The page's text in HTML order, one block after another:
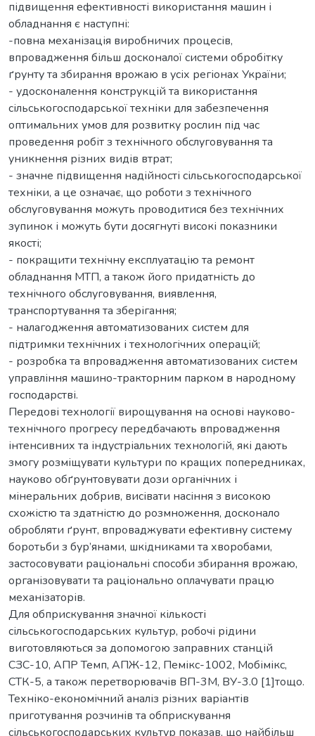
підвищення ефективності використання машин і
обладнання є наступні:
-повна механізація виробничих процесів,
впровадження більш досконалої системи обробітку
ґрунту та збирання врожаю в усіх регіонах України;
- удосконалення конструкцій та використання
сільськогосподарської техніки для забезпечення
оптимальних умов для розвитку рослин під час
проведення робіт з технічного обслуговування та
уникнення різних видів втрат;
- значне підвищення надійності сільськогосподарської
техніки, а це означає, що роботи з технічного
обслуговування можуть проводитися без технічних
зупинок і можуть бути досягнуті високі показники
якості;
- покращити технічну експлуатацію та ремонт
обладнання МТП, а також його придатність до
технічного обслуговування, виявлення,
транспортування та зберігання;
- налагодження автоматизованих систем для
підтримки технічних і технологічних операцій;
- розробка та впровадження автоматизованих систем
управління машино-тракторним парком в народному
господарстві.
Передові технології вирощування на основі науково-
технічного прогресу передбачають впровадження
інтенсивних та індустріальних технологій, які дають
змогу розміщувати культури по кращих попередниках,
науково обґрунтовувати дози органічних і
мінеральних добрив, висівати насіння з високою
схожістю та здатністю до розмноження, досконало
обробляти ґрунт, впроваджувати ефективну систему
боротьби з бур’янами, шкідниками та хворобами,
застосовувати раціональні способи збирання врожаю,
організовувати та раціонально оплачувати працю
механізаторів.
Для обприскування значної кількості
сільськогосподарських культур, робочі рідини
виготовляються за допомогою заправних станцій
СЗС-10, АПР Темп, АПЖ-12, Пемікс-1002, Мобімікс,
СТК-5, а також перетворювачів ВП-3М, ВУ-3.0 [1]тощо.
Техніко-економічний аналіз різних варіантів
приготування розчинів та обприскування
сільськогосподарських культур показав, що найбільш